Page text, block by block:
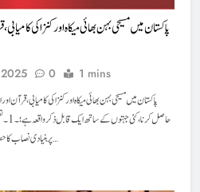
پاکستان میں مسیحی بہن بھائی میکاہ اور کنزا کی
0 1 mins
پر بنیادی نصاب کا حصہ ہیں، یہاں تک کہ غیر مسلم طلباء کے لیے بھی۔…